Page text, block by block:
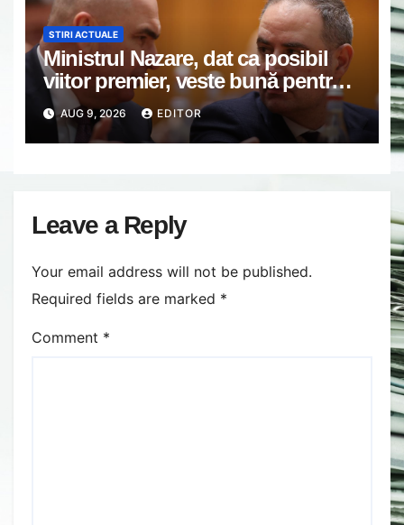
STIRI ACTUALE
Ministrul Nazare, dat ca posibil
viitor premier, veste bună pentru
români: Momentul din care vom
simți ”normalitatea” economică
AUG 9, 2026 EDITOR
Leave a Reply
Your email address will not be published.
Required fields are marked *
Comment *